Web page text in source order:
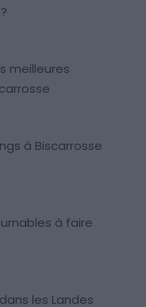
meilleures
à Biscarrosse
à faire
les Landes